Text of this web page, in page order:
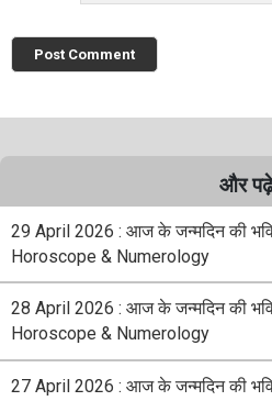
और पढ़े
29 April 2026 : आज के जन्मदिन की
Horoscope & Numerology
28 April 2026 : आज के जन्मदिन की
Horoscope & Numerology
27 April 2026 : आज के जन्मदिन की